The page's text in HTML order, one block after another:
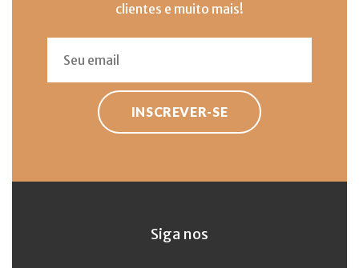
clientes e muito mais!
INSCREVER-SE
Siga nos